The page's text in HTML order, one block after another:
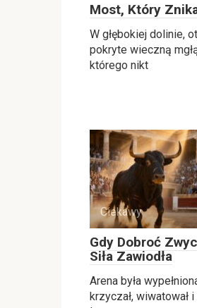
Most, Który
W głębokiej dolinie,
pokryte wieczną
którego nikt
Ciekawy
Gdy Dobroć
Siła Zawiodła
Arena była
krzyczał, wiwatował